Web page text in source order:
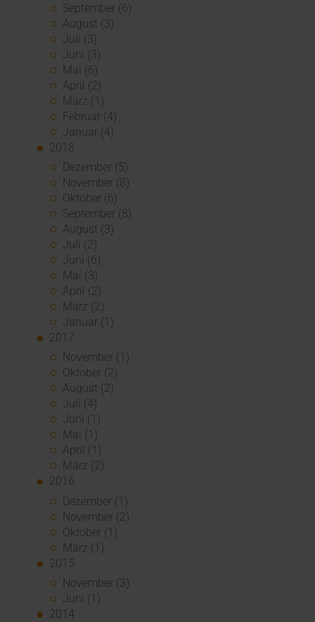
September (6)
August (3)
Juli (3)
Juni (3)
Mai (6)
April (2)
März (1)
Februar (4)
Januar (4)
2018
Dezember (5)
November (8)
Oktober (6)
September (8)
August (3)
Juli (2)
Juni (6)
Mai (3)
April (2)
März (2)
Januar (1)
2017
November (1)
Oktober (2)
August (2)
Juli (4)
Juni (1)
Mai (1)
April (1)
März (2)
2016
Dezember (1)
November (2)
Oktober (1)
März (1)
2015
November (3)
Juni (1)
2014